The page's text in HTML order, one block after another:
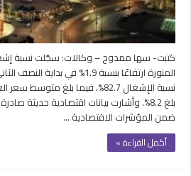
كتبت- سها ممدوح – وكالات: سجّلت نسبة
بلغ 8.2%. وأشارت بيانات اقتصادية حديثة
ضمن المؤشرات الاقتصادية …
أكمل القراءة »